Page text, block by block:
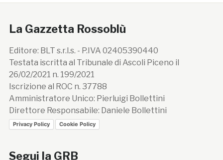
La Gazzetta Rossoblù
Editore: BLT s.r.l.s. - P.IVA 02405390440
Testata iscritta al Tribunale di Ascoli Piceno il
26/02/2021 n. 199/2021
Iscrizione al ROC n. 37788
Amministratore Unico: Pierluigi Bollettini
Direttore Responsabile: Daniele Bollettini
Privacy Policy Cookie Policy
Segui la GRB